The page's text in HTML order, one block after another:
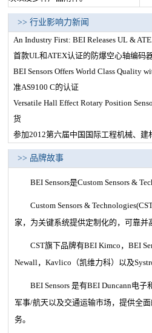
>> 行业影响力新闻
An Industry First: BEI Releases UL &
首款UL和ATEX认证的防爆空心轴编码
BEI Sensors Offers World Class Quality
准AS9100 C的认证
Versatile Hall Effect Rotary Position
货
参加2012第六届中国国际工程机械、
>> 品牌故事
BEI Sensors是Custom Sensors &
Custom Sensors &
家，为关键系统提供定制化的，可靠并
CST旗下品牌有BEI Kimco，BEI
Newall，Kavlico（凯维力科）以及
BEI Sensors 是有BEI Duncann电
军事/航天以及交通运输市场，提供全
务。